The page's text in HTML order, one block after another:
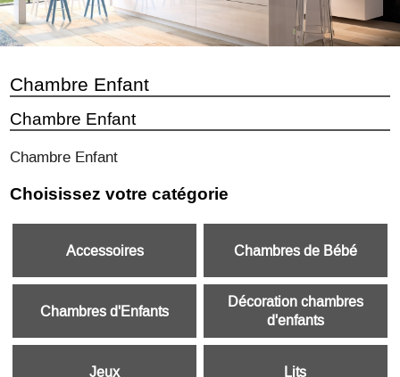
Chambre Enfant
Chambre Enfant
Chambre Enfant
Choisissez votre catégorie
Accessoires Chambres de Bébé
Chambres d'Enfants
Décoration chambres
d'enfants
Jeux Lits